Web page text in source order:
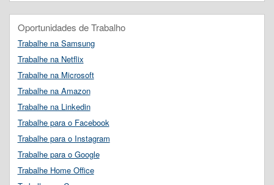
Oportunidades de Trabalho
Trabalhe na Samsung
Trabalhe na Netflix
Trabalhe na Microsoft
Trabalhe na Amazon
Trabalhe na Linkedin
Trabalhe para o Facebook
Trabalhe para o Instagram
Trabalhe para o Google
Trabalhe Home Office